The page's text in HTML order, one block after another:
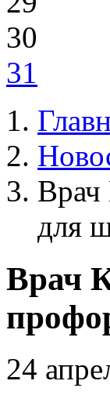
30
31
Врач
для
Врач
24